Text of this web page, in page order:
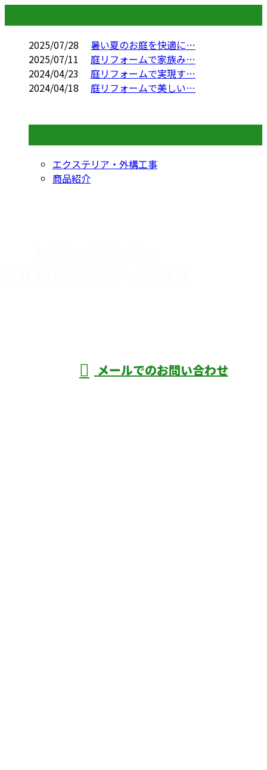
2025/07/28
暑い夏のお庭を快適に…
2025/07/11
庭リフォームで家族み…
2024/04/23
庭リフォームで実現す…
2024/04/18
庭リフォームで美しい…
エクステリア・外構工事
商品紹介
メールでのお問い合わせ